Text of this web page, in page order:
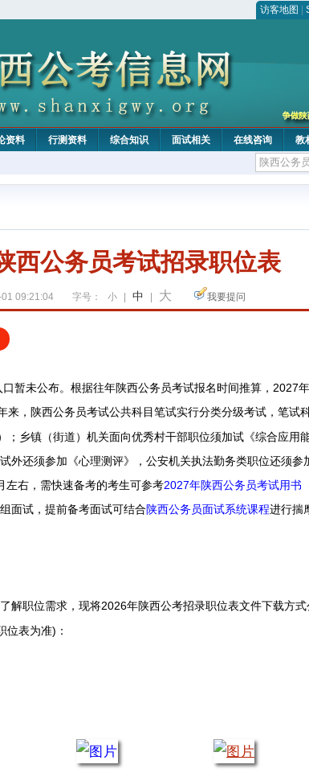
访客地图
资料 行测资料 综合知识 面试相关 在线咨询
教
西公务员考试招录职位表
09:21:04 字号： 小 中 大 我要提问
暂未公布。 根据往年陕西公务员考试报名时间推算，2027
来，陕西公务员考试公共科目笔试实行分类分级考试， 笔试
；乡镇（街道）机关面向优秀村干部职位须加试《综合应用
外还须参加《心理测评》， 公安机关执法勤务类职位还须参
左右，需快速备考的考生可参考2027年陕西公务员考试用书
面试，提前备考面试可结合陕西公务员面试系统课程进行揣
解职位需求，现将2026年陕西公考招录职位表文件下载方
位表为准)：